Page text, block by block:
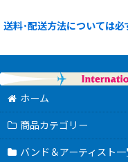
送料･配送方法については必
ホーム
商品カテゴリー
バンド＆アーティスト